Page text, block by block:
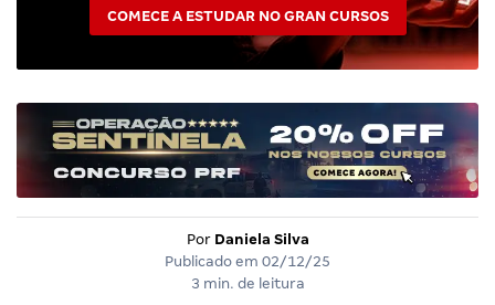
COMECE A ESTUDAR NO GRAN CURSOS
Por Daniela Silva
Publicado em 02/12/25
3 min. de leitura